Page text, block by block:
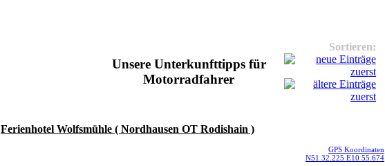
Unsere Unterkunfttipps für
Motorradfahrer
Sortieren:
Ferienhotel Wolfsmühle ( Nordhausen OT Rodishain )
GPS Koordinaten
N51 32.225 E10 55.674